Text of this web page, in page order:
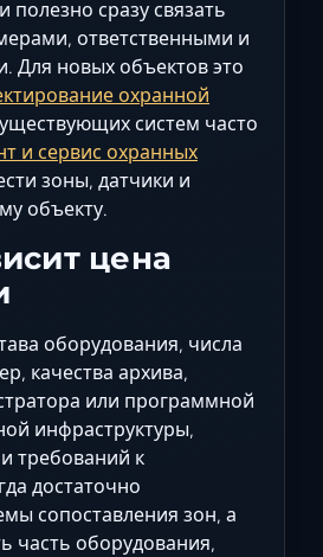
сразу связать
ответственными и
Для новых объектов это
охранной
систем часто
и сервис охранных
зоны, датчики и
объекту.
цена
оборудования, числа
качества архива,
или программной
инфраструктуры,
требований к
достаточно
сопоставления зон, а
часть оборудования,